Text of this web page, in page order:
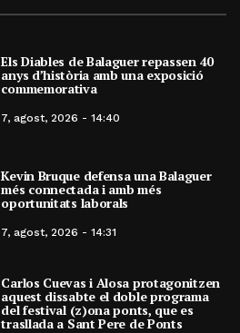
Els Diables de Balaguer repassen 40
anys d’història amb una exposició
commemorativa
7, agost, 2026 - 14:40
Kevin Bruque defensa una Balaguer
més connectada i amb més
oportunitats laborals
7, agost, 2026 - 14:31
Carlos Cuevas i Alosa protagonitzen
aquest dissabte el doble programa
del festival (z)ona ponts, que es
trasllada a Sant Pere de Ponts